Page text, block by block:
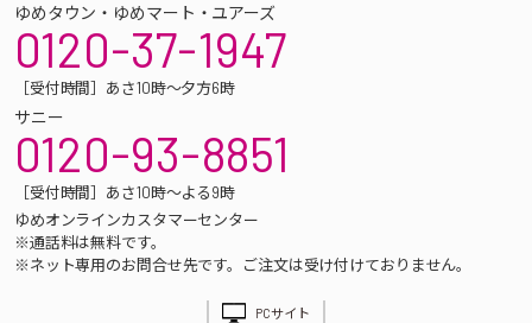
ゆめタウン・ゆめマート・ユアーズ
0120-37-1947
［受付時間］あさ10時～夕方6時
サニー
0120-93-8851
［受付時間］あさ10時～よる9時
ゆめオンラインカスタマーセンター
※通話料は無料です。
※ネット専用のお問合せ先です。ご注文は受け付けておりません。
PCサイト